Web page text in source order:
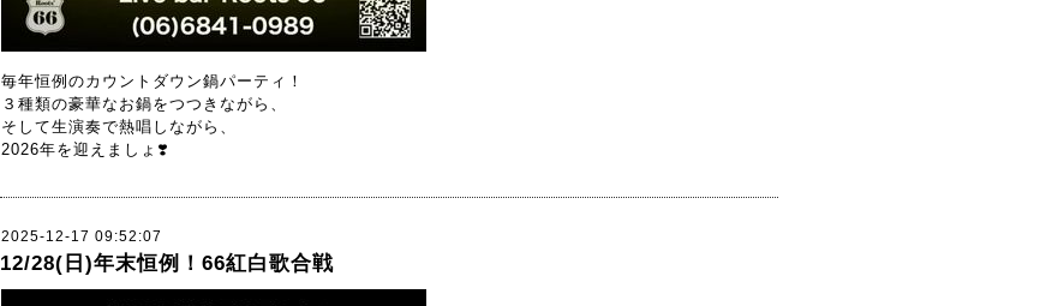
毎年恒例のカウントダウン鍋パーティ！
３種類の豪華なお鍋をつつきながら、
そして生演奏で熱唱しながら、
2026年を迎えましょ❣️
2025-12-17 09:52:07
12/28(日)年末恒例！66紅白歌合戦